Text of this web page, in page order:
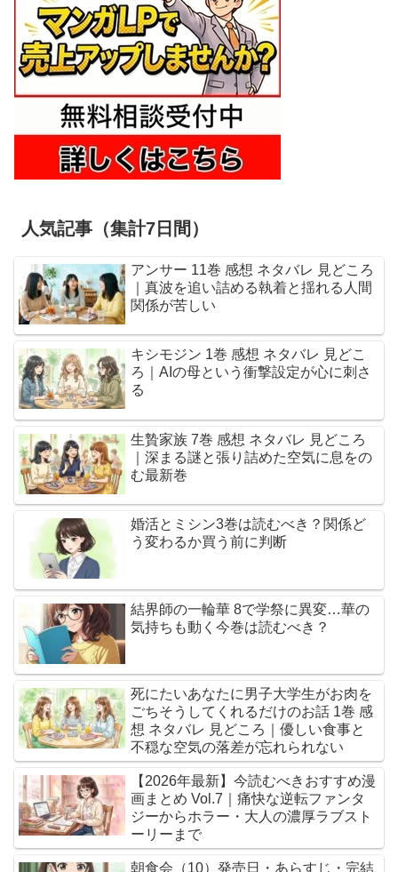
人気記事（集計7日間）
アンサー 11巻 感想 ネタバレ 見どころ
｜真波を追い詰める執着と揺れる人間
関係が苦しい
キシモジン 1巻 感想 ネタバレ 見どこ
ろ｜AIの母という衝撃設定が心に刺さ
る
生贄家族 7巻 感想 ネタバレ 見どころ
｜深まる謎と張り詰めた空気に息をの
む最新巻
婚活とミシン3巻は読むべき？関係ど
う変わるか買う前に判断
結界師の一輪華 8で学祭に異変…華の
気持ちも動く今巻は読むべき？
死にたいあなたに男子大学生がお肉を
ごちそうしてくれるだけのお話 1巻 感
想 ネタバレ 見どころ｜優しい食事と
不穏な空気の落差が忘れられない
【2026年最新】今読むべきおすすめ漫
画まとめ Vol.7｜痛快な逆転ファンタ
ジーからホラー・大人の濃厚ラブスト
ーリーまで
朝食会（10）発売日・あらすじ・完結